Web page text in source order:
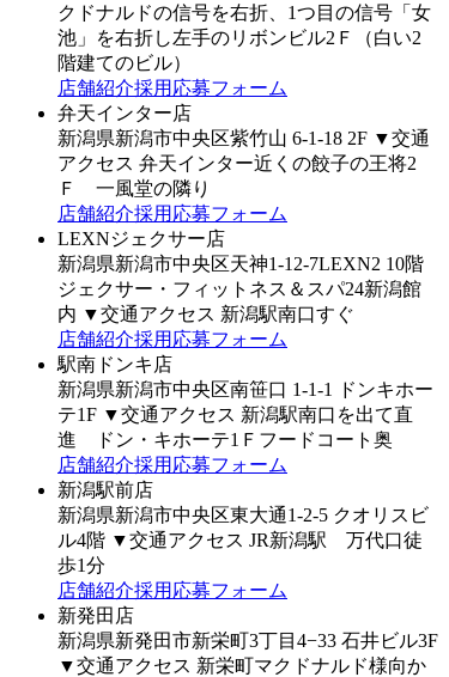
クドナルドの信号を右折、1つ目の信号「女
池」を右折し左手のリボンビル2Ｆ（白い2
階建てのビル）
店舗紹介採用応募フォーム
弁天インター店
新潟県新潟市中央区紫竹山 6-1-18 2F ▼交通
アクセス 弁天インター近くの餃子の王将2
Ｆ 一風堂の隣り
店舗紹介採用応募フォーム
LEXNジェクサー店
新潟県新潟市中央区天神1-12-7LEXN2 10階
ジェクサー・フィットネス＆スパ24新潟館
内 ▼交通アクセス 新潟駅南口すぐ
店舗紹介採用応募フォーム
駅南ドンキ店
新潟県新潟市中央区南笹口 1-1-1 ドンキホー
テ1F ▼交通アクセス 新潟駅南口を出て直
進 ドン・キホーテ1Ｆフードコート奥
店舗紹介採用応募フォーム
新潟駅前店
新潟県新潟市中央区東大通1-2-5 クオリスビ
ル4階 ▼交通アクセス JR新潟駅 万代口徒
歩1分
店舗紹介採用応募フォーム
新発田店
新潟県新発田市新栄町3丁目4−33 石井ビル3F
▼交通アクセス 新栄町マクドナルド様向か